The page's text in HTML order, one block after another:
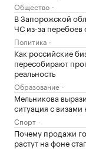
Общество
В Запорожской
ЧС из-за перебоев
Политика
Как российские
пересобирают
реальность
Образование
Мельникова
ситуация с визами
Спорт
Почему продажи
растут на фоне